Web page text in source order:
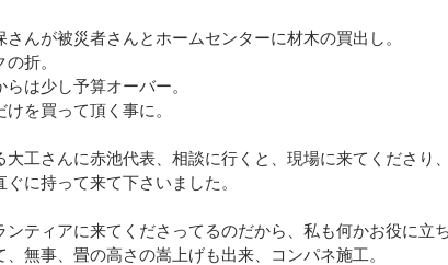
） 令和4年8月豪雨(新潟県村上市） 令和4年福
豪雨 令和2年7月豪雨
んが被災者さんとホームセンターに材木の買出し。
折。
は少し予算オーバー。
を買って頂く事に。
大工さんに赤池代表、相談に行くと、現場に来てくださり
に持って来て下さいました。
ティアに来てくださってるのだから、私も何かお役に立
無事、畳の高さの嵩上げも出来、コンパネ施工。